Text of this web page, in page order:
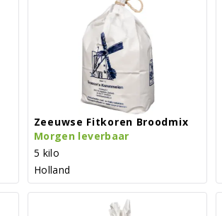
Zeeuwse Fitkoren Broodmix
Morgen leverbaar
5 kilo
Holland